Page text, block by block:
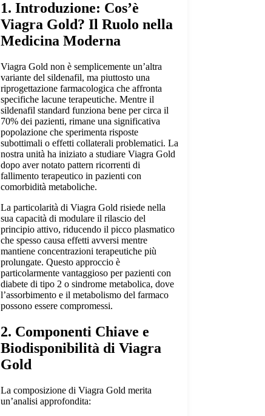
1. Introduzione: Cos’è
Viagra Gold? Il Ruolo nella
Medicina Moderna
Viagra Gold non è semplicemente un’altra
variante del sildenafil, ma piuttosto una
riprogettazione farmacologica che affronta
specifiche lacune terapeutiche. Mentre il
sildenafil standard funziona bene per circa il
70% dei pazienti, rimane una significativa
popolazione che sperimenta risposte
subottimali o effetti collaterali problematici. La
nostra unità ha iniziato a studiare Viagra Gold
dopo aver notato pattern ricorrenti di
fallimento terapeutico in pazienti con
comorbidità metaboliche.
La particolarità di Viagra Gold risiede nella
sua capacità di modulare il rilascio del
principio attivo, riducendo il picco plasmatico
che spesso causa effetti avversi mentre
mantiene concentrazioni terapeutiche più
prolungate. Questo approccio è
particolarmente vantaggioso per pazienti con
diabete di tipo 2 o sindrome metabolica, dove
l’assorbimento e il metabolismo del farmaco
possono essere compromessi.
2. Componenti Chiave e
Biodisponibilità di Viagra
Gold
La composizione di Viagra Gold merita
un’analisi approfondita: